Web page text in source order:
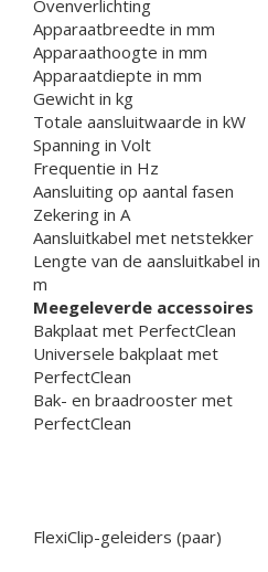
Ovenverlichting
Apparaatbreedte in mm
Apparaathoogte in mm
Apparaatdiepte in mm
Gewicht in kg
Totale aansluitwaarde in kW
Spanning in Volt
Frequentie in Hz
Aansluiting op aantal fasen
Zekering in A
Aansluitkabel met netstekker
Lengte van de aansluitkabel in
m
Meegeleverde accessoires
Bakplaat met PerfectClean
Universele bakplaat met
PerfectClean
Bak- en braadrooster met
PerfectClean
FlexiClip-geleiders (paar)